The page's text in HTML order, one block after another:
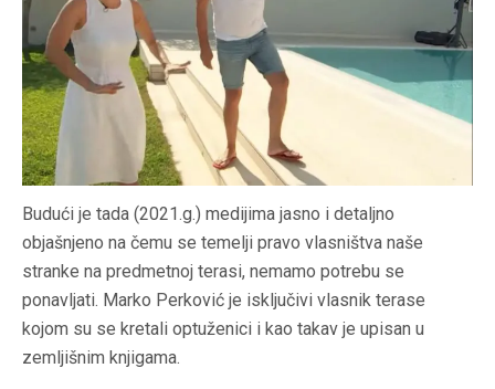
Budući je tada (2021.g.) medijima jasno i detaljno
objašnjeno na čemu se temelji pravo vlasništva naše
stranke na predmetnoj terasi, nemamo potrebu se
ponavljati. Marko Perković je isključivi vlasnik terase
kojom su se kretali optuženici i kao takav je upisan u
zemljišnim knjigama.